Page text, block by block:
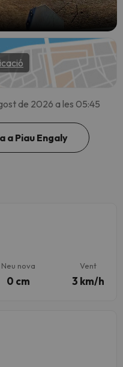
de 2026 a les 05:45
a Piau Engaly
Neu nova
0 cm
Vent
3 km/h